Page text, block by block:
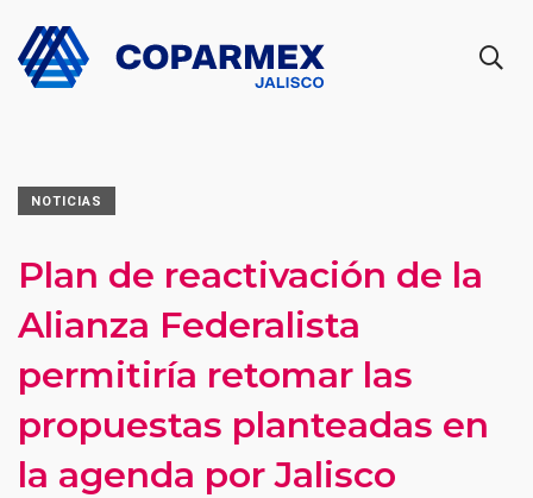
NOTICIAS
Plan de reactivación de la
Alianza Federalista
permitiría retomar las
propuestas planteadas en
la agenda por Jalisco